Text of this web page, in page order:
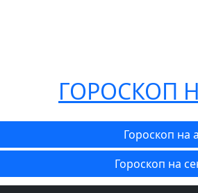
ГОРОСКОП
Гороскоп на
Гороскоп на